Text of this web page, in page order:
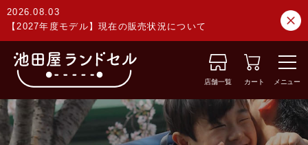
2026.08.03
【2027年度モデル】現在の販売状況について
店舗一覧 カート メニュー